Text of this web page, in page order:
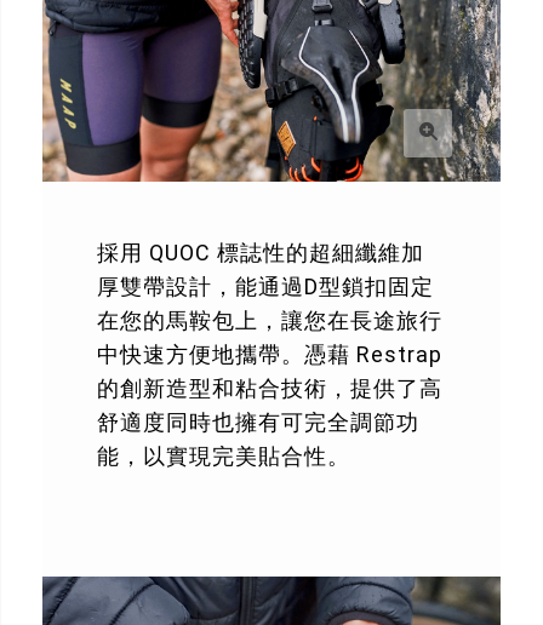
採用 QUOC 標誌性的超細纖維加
厚雙帶設計，能通過D型鎖扣固定
在您的馬鞍包上，讓您在長途旅行
中快速方便地攜帶。憑藉 Restrap
的創新造型和粘合技術，提供了高
舒適度同時也擁有可完全調節功
能，以實現完美貼合性。